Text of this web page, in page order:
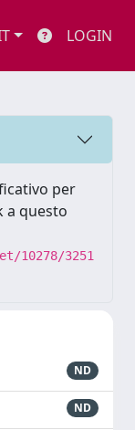
LOGIN
per
a questo
10278/3251
ND
ND